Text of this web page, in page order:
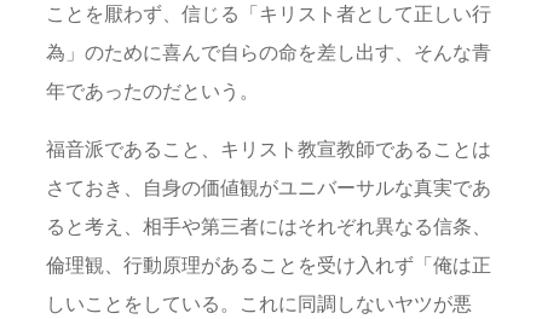
ことを厭わず、信じる「キリスト者として正しい行
為」のために喜んで自らの命を差し出す、そんな青
年であったのだという。
福音派であること、キリスト教宣教師であることは
さておき、自身の価値観がユニバーサルな真実であ
ると考え、相手や第三者にはそれぞれ異なる信条、
倫理観、行動原理があることを受け入れず「俺は正
しいことをしている。これに同調しないヤツが悪